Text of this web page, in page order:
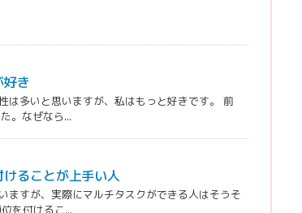
き
は多いと思いますが、私はもっと好きです。 前
。なぜなら...
ることが上手い人
ますが、実際にマルチタスクができる人はそうそ
を付けるこ...